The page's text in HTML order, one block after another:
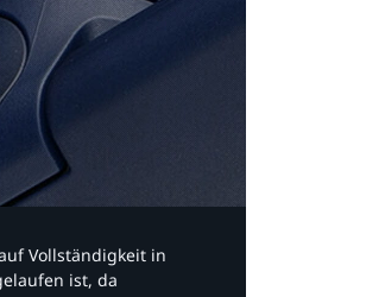
Vollständigkeit in
ist, da